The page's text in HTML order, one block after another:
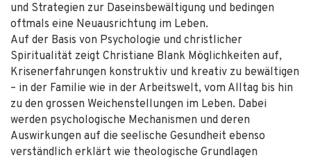
und Strategien zur Daseinsbewältigung und bedingen
oftmals eine Neuausrichtung im Leben.
Auf der Basis von Psychologie und christlicher
Spiritualität zeigt Christiane Blank Möglichkeiten auf,
Krisenerfahrungen konstruktiv und kreativ zu bewältigen
– in der Familie wie in der Arbeitswelt, vom Alltag bis hin
zu den grossen Weichenstellungen im Leben. Dabei
werden psychologische Mechanismen und deren
Auswirkungen auf die seelische Gesundheit ebenso
verständlich erklärt wie theologische Grundlagen